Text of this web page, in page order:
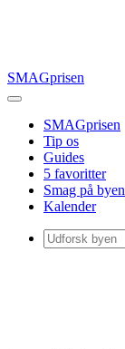
SMAGprisen
SMAGprisen
Tip os
Guides
5 favoritter
Smag på byen
Kalender